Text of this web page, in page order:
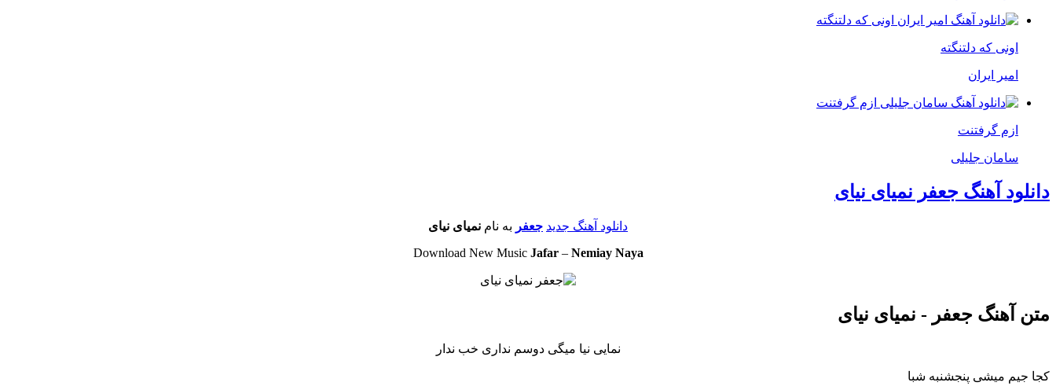
اونی که دلتنگته
امیر ایران
ازم گرفتنت
سامان جلیلی
دانلود آهنگ جعفر نمیای نیای
دانلود آهنگ جدید جعفر به نام نمیای نیای
Download New Music Jafar– Nemiay Naya
متن آهنگ جعفر - نمیای نیای
نمایی نیا میگی دوسم نداری خب ندار
کجا جیم میشی پنجشنبه شبا